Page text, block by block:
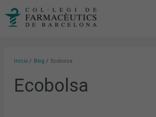
Inicio Blog Ecobolsa
Ecobolsa